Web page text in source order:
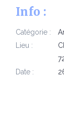
Info :
Catégorie :
Lieu :
Date :